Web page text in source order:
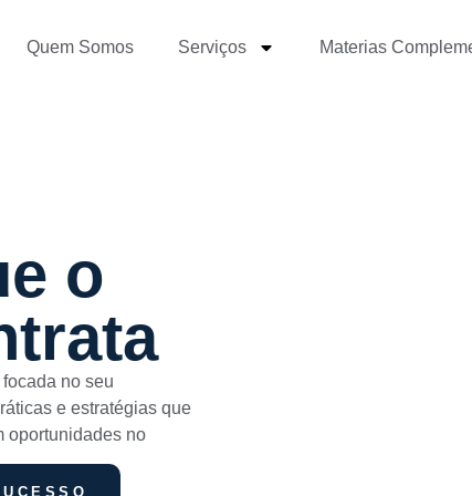
Quem Somos Serviços Materias
o
no seu
e estratégias que
oportunidades no